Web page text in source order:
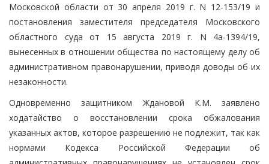
Московской области от 30 апреля 2019 г. N 12-153/19 и
постановления заместителя председателя Московского
областного суда от 15 августа 2019 г. N 4а-1394/19,
вынесенных в отношении общества по настоящему делу об
административном правонарушении, приводя доводы об их
незаконности.
Одновременно защитником Ждановой К.М. заявлено
ходатайство о восстановлении срока обжалования
указанных актов, которое разрешению не подлежит, так как
нормами Кодекса Российской Федерации об